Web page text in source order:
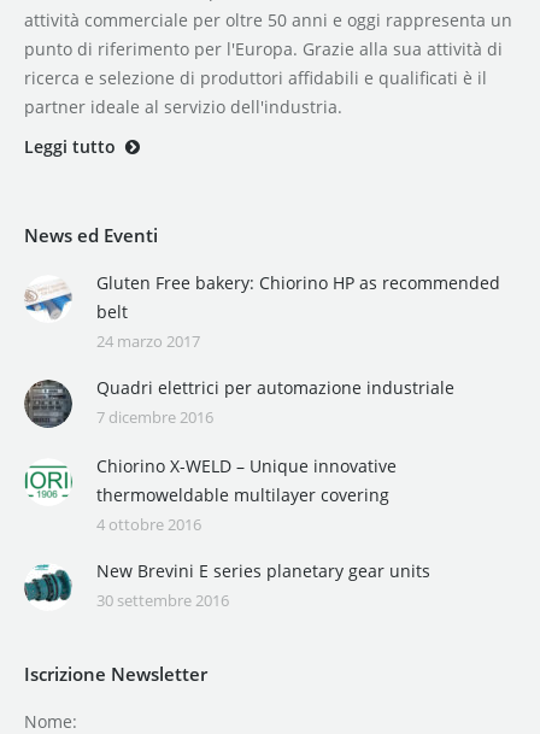
attività commerciale per oltre 50 anni e oggi rappresenta un
punto di riferimento per l'Europa. Grazie alla sua attività di
ricerca e selezione di produttori affidabili e qualificati è il
partner ideale al servizio dell'industria.
Leggi tutto
News ed Eventi
Gluten Free bakery: Chiorino HP as recommended
belt
24 marzo 2017
Quadri elettrici per automazione industriale
7 dicembre 2016
Chiorino X-WELD – Unique innovative
thermoweldable multilayer covering
4 ottobre 2016
New Brevini E series planetary gear units
30 settembre 2016
Iscrizione Newsletter
Nome: